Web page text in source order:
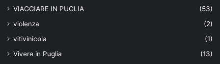
VIAGGIARE IN PUGLIA
(53)
violenza
(2)
vitivinicola
(1)
Vivere in Puglia
(13)